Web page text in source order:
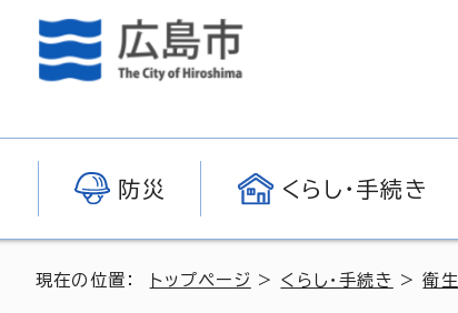
防災 くらし・手続き
現在の位置： トップページ > くらし・手続き >衛生